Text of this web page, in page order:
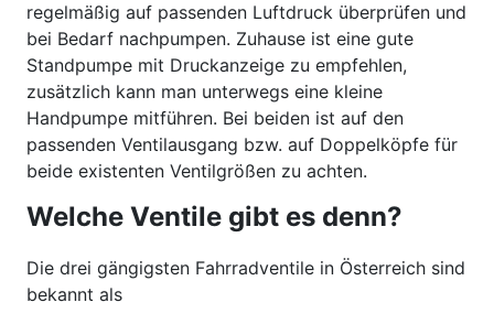
regelmäßig auf passenden Luftdruck überprüfen und
bei Bedarf nachpumpen. Zuhause ist eine gute
Standpumpe mit Druckanzeige zu empfehlen,
zusätzlich kann man unterwegs eine kleine
Handpumpe mitführen. Bei beiden ist auf den
passenden Ventilausgang bzw. auf Doppelköpfe für
beide existenten Ventilgrößen zu achten.
Welche Ventile gibt es denn?
Die drei gängigsten Fahrradventile in Österreich sind
bekannt als